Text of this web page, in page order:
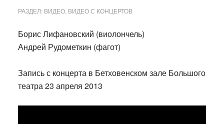
РАЗДЕЛ: ВИДЕО, ВИДЕО С КОНЦЕРТОВ
Борис Лифановский (виолончель)
Андрей Рудометкин (фагот)
Запись с концерта в Бетховенском зале Большого
театра 23 апреля 2013